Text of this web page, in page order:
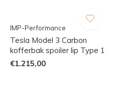
IMP-Performance
Tesla Model 3 Carbon
kofferbak spoiler lip Type 1
€1.215,00